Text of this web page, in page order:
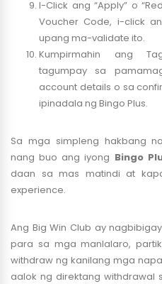
I-Click ang “Apply” o
Voucher Code, i-click
upang ma-validate ito.
Kumpirmahin ang
tagumpay sa
account details o sa
ipinadala ng Bingo Plus.
Sa mga simpleng hakbang
nang buo ang iyong Bingo
daan sa mas matindi at
experience.
Ang Big Win Club ay
para sa mga manlalaro,
withdraw ng kanilang mga
aalok ng direktang withdrawal